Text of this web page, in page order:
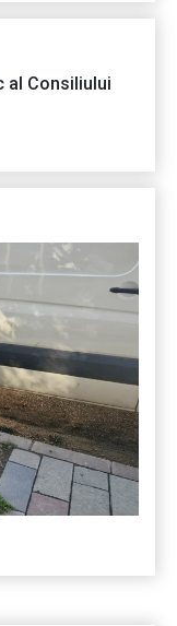
al Consiliului